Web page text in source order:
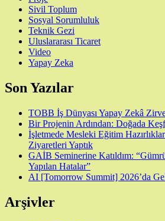
Sivil Toplum
Sosyal Sorumluluk
Teknik Gezi
Uluslararası Ticaret
Video
Yapay Zeka
Son Yazılar
TOBB İş Dünyası Yapay Zekâ
Bir Projenin Ardından: Doğada
İşletmede Mesleki Eğitim
Ziyaretleri Yaptık
GAİB Seminerine Katıldım:
Yapılan Hatalar”
AI [Tomorrow Summit] 2026’da
Arşivler